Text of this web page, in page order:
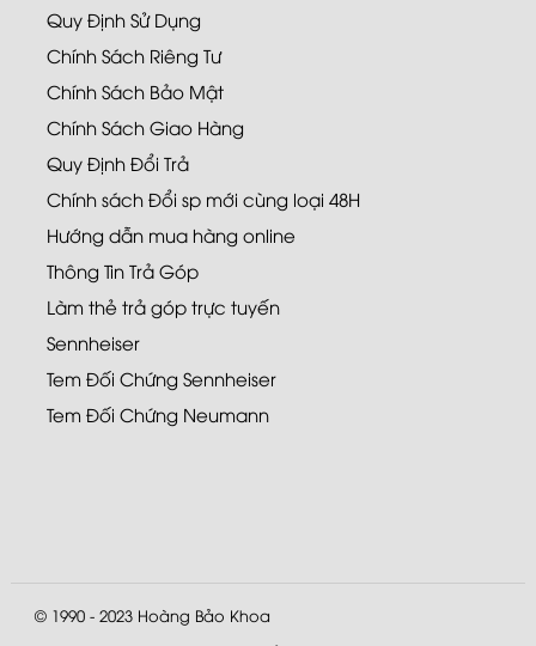
Quy Định Sử Dụng
Chính Sách Riêng Tư
Chính Sách Bảo Mật
Chính Sách Giao Hàng
Quy Định Đổi Trả
Chính sách Đổi sp mới cùng loại 48H
Hướng dẫn mua hàng online
Thông Tin Trả Góp
Làm thẻ trả góp trực tuyến
Sennheiser
Tem Đối Chứng Sennheiser
Tem Đối Chứng Neumann
© 1990 - 2023 Hoàng Bảo Khoa